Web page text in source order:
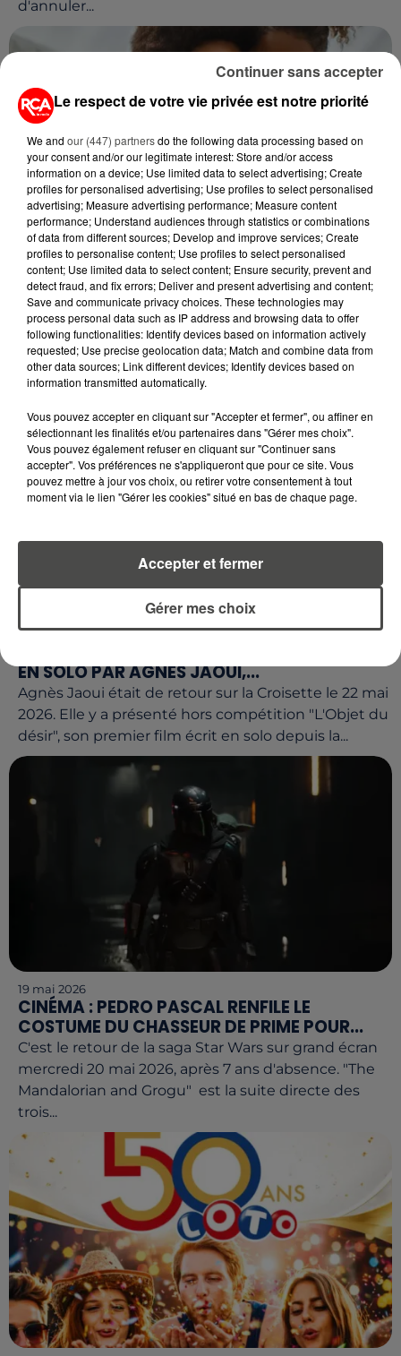
d'annuler...
28 mai 2026
FÊTES DES MÈRES 2026 : CE DIMANCHE ON
CÉLÈBRE LES MAMANS, MAIS D'OÙ...
Ce dimanche, la France entière célèbre la Fête des
Mères. Mais saviez-vous que cette journée spéciale
puise ses racines dans une histoire millénaire ?
Retour...
26 mai 2026
EN SOLO PAR AGNÈS JAOUI,...
Agnès Jaoui était de retour sur la Croisette le 22 mai
2026. Elle y a présenté hors compétition "L'Objet du
désir", son premier film écrit en solo depuis la...
19 mai 2026
CINÉMA : PEDRO PASCAL RENFILE LE
COSTUME DU CHASSEUR DE PRIME POUR...
C'est le retour de la saga Star Wars sur grand écran
mercredi 20 mai 2026, après 7 ans d'absence. "The
Mandalorian and Grogu" est la suite directe des
trois...
Le respect de votre vie privée est notre priorité
We and our (447) partnersdo the following data processing based on
your consent and/or our legitimate interest: Store and/or access
information on a device; Use limited data to select advertising; Create
profiles for personalised advertising; Use profiles to select personalised
advertising; Measure advertising performance; Measure content
performance; Understand audiences through statistics or combinations
of data from different sources; Develop and improve services; Create
profiles to personalise content; Use profiles to select personalised
content; Use limited data to select content; Ensure security, prevent and
detect fraud, and fix errors; Deliver and present advertising and content;
Save and communicate privacy choices. These technologies may
process personal data such as IP address and browsing data to offer
following functionalities: Identify devices based on information actively
requested; Use precise geolocation data; Match and combine data from
other data sources; Link different devices; Identify devices based on
information transmitted automatically.
Vous pouvez accepter en cliquant sur "Accepter et fermer", ou affiner en
sélectionnant les finalités et/ou partenaires dans "Gérer mes choix".
Vous pouvez également refuser en cliquant sur "Continuer sans
accepter". Vos préférences ne s'appliqueront que pour ce site. Vous
pouvez mettre à jour vos choix, ou retirer votre consentement à tout
moment via le lien "Gérer les cookies" situé en bas de chaque page.
Gérer mes choix
Accepter et fermer
Continuer sans accepter